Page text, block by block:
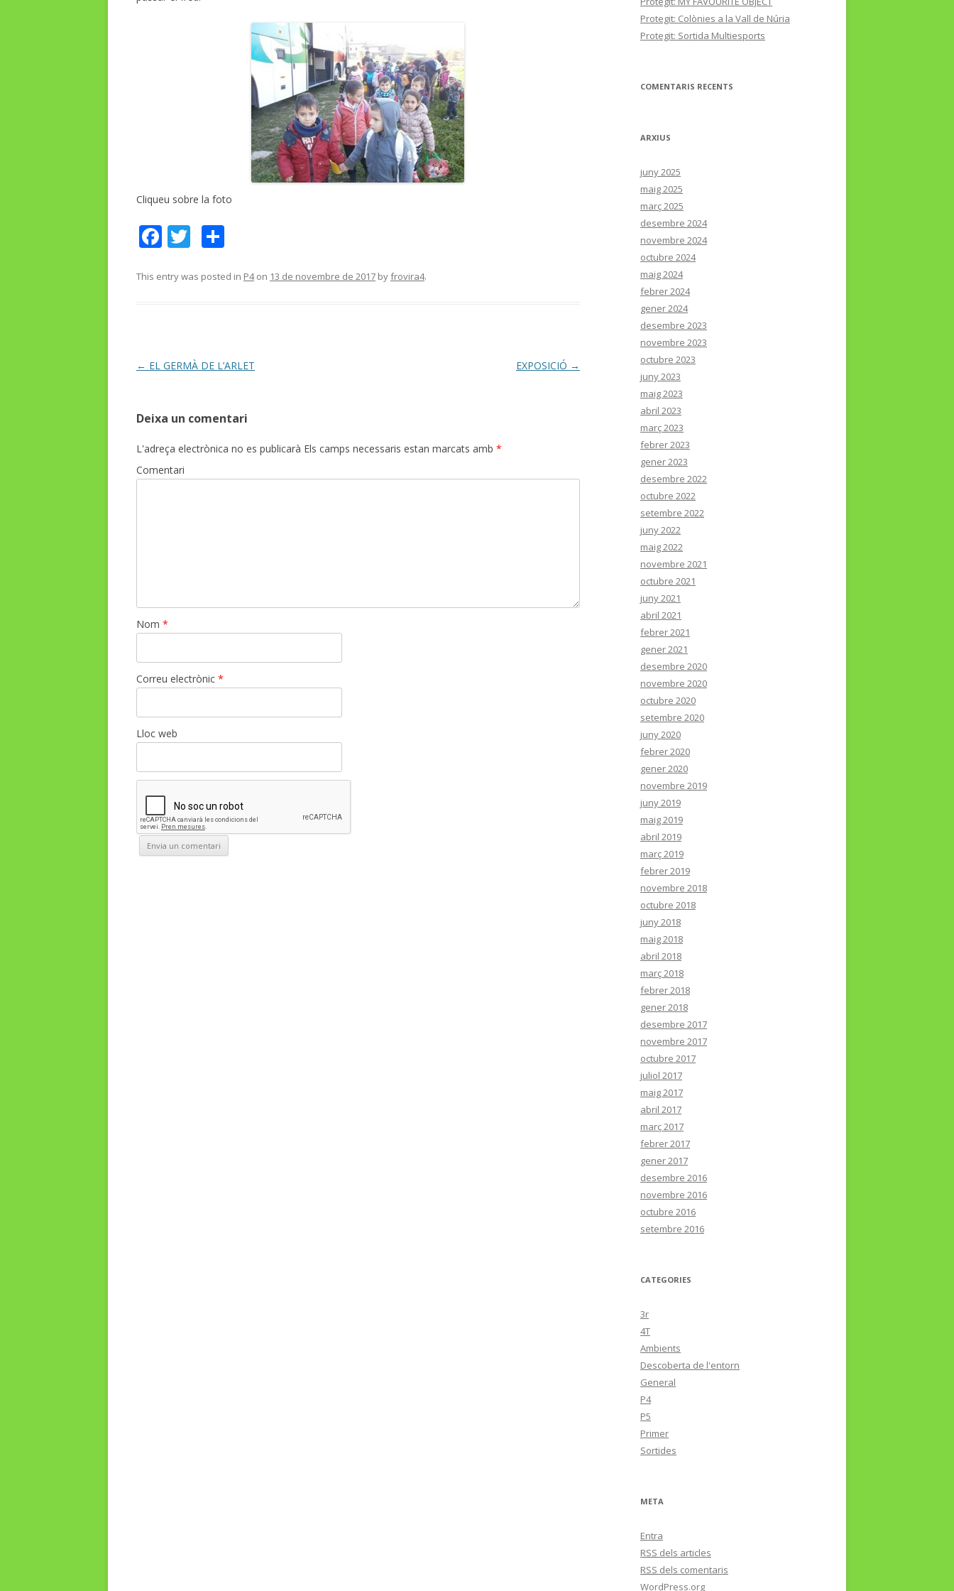
Cliqueu sobre la foto
F
e
k
T
itt m
ix
This entry was posted in P4on 13 de novembre de 2017 byfrovira4.
Post
← EL GERMÀ DE L’ARLET EXPOSICIÓ →
Deixa un comentari
L'adreça electrònica no es publicarà Els camps necessaris estan marcats amb *
Comentari
Nom *
Correu electrònic *
Lloc web
Protegit: Colònies a la Vall de Núria
Protegit: Sortida Multiesports
COMENTARIS RECENTS
ARXIUS
juny 2025
maig 2025
març 2025
desembre 2024
novembre 2024
octubre 2024
maig 2024
febrer 2024
gener 2024
desembre 2023
novembre 2023
octubre 2023
juny 2023
maig 2023
abril 2023
març 2023
febrer 2023
gener 2023
desembre 2022
octubre 2022
setembre 2022
juny 2022
maig 2022
novembre 2021
octubre 2021
juny 2021
abril 2021
febrer 2021
gener 2021
desembre 2020
novembre 2020
octubre 2020
setembre 2020
juny 2020
febrer 2020
gener 2020
novembre 2019
juny 2019
maig 2019
abril 2019
març 2019
febrer 2019
novembre 2018
octubre 2018
juny 2018
maig 2018
abril 2018
març 2018
febrer 2018
gener 2018
desembre 2017
novembre 2017
octubre 2017
juliol 2017
maig 2017
abril 2017
març 2017
febrer 2017
gener 2017
desembre 2016
novembre 2016
octubre 2016
setembre 2016
CATEGORIES
3r
4T
Ambients
Descoberta de l'entorn
General
P4
P5
Primer
Sortides
META
Entra
RSS dels articles
RSS dels comentaris
WordPress.org